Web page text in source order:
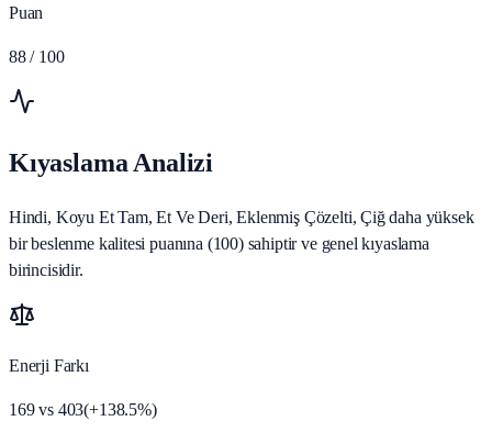
Puan
88 / 100
Kıyaslama Analizi
Hindi, Koyu Et Tam, Et Ve Deri, Eklenmiş Çözelti, Çiğ daha yüksek
bir beslenme kalitesi puanına (100) sahiptir ve genel kıyaslama
birincisidir.
Enerji Farkı
169vs 403(+138.5%)